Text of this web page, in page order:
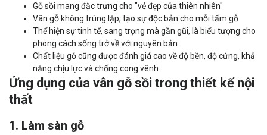
Gỗ sồi mang đặc trưng cho "vẻ đẹp của thiên nhiên"
Vân gỗ không trùng lặp, tạo sự độc bản cho mỗi tấm gỗ
Thể hiện sự tinh tế, sang trọng mà gần gũi, là biểu tượng cho
phong cách sống trở về với nguyên bản
Chất liệu gỗ cũng được đánh giá cao về độ bền, độ cứng, khả
năng chịu lực và chống cong vênh
Ứng dụng của vân gỗ sồi trong thiết kế nội
thất
1. Làm sàn gỗ